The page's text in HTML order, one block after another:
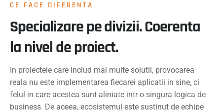
CE FACE DIFERENTA
Specializare pe divizii. Coerenta
la nivel de proiect.
In proiectele care includ mai multe solutii, provocarea
reala nu este implementarea fiecarei aplicatii in sine, ci
felul in care acestea sunt aliniate intr-o singura logica de
business. De aceea, ecosistemul este sustinut de echipe